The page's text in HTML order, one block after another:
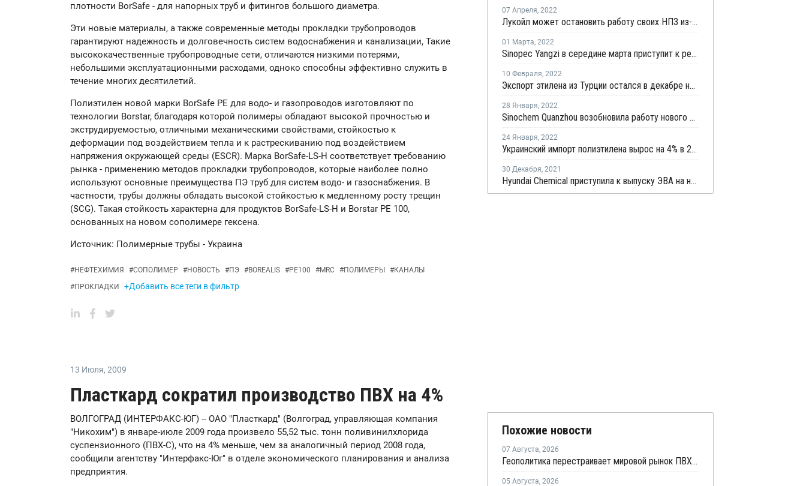
плотности BorSafe - для напорных труб и фитингов большого диаметра.
Эти новые материалы, а также современные методы прокладки трубопроводов
гарантируют надежность и долговечность систем водоснабжения и канализации, Такие
высококачественные трубопроводные сети, отличаются низкими потерями,
небольшими эксплуатационными расходами, одноко способны эффективно служить в
течение многих десятилетий.
Полиэтилен новой марки BorSafe РЕ для водо- и газопроводов изготовляют по
технологии Borstar, благодаря которой полимеры обладают высокой прочностью и
экструдируемостью, отличными механическими свойствами, стойкостью к
деформации под воздействием тепла и к растрескиванию под воздействием
напряжения окружающей среды (ESCR). Марка BorSafe-LS-H соответствует требованию
рынка - применению методов прокладки трубопроводов, которые наиболее полно
используют основные преимущества ПЭ труб для систем водо- и газоснабжения. В
частности, трубы должны обладать высокой стойкостью к медленному росту трещин
(SCG). Такая стойкость характерна для продуктов BorSafe-LS-H и Borstar РЕ 100,
основанных на новом сополимере гексена.
Источник: Полимерные трубы - Украина
#НЕФТЕХИМИЯ #СОПОЛИМЕР #НОВОСТЬ #ПЭ #BOREALIS #PE100 #MRC #ПОЛИМЕРЫ #КАНАЛЫ
#ПРОКЛАДКИ +Добавить все теги в фильтр
07 Апреля, 2022
Лукойл может остановить работу своих НПЗ из-за введения западных санкций
01 Марта, 2022
Sinopec Yangzi в середине марта приступит к ремонту на заводе ЭВА в Нанкине
10 Февраля, 2022
Экспорт этилена из Турции остался в декабре на прошлогоднем уровне
28 Января, 2022
Sinochem Quanzhou возобновила работу нового завода ЭВА/ПВД в Китае после ремонта
24 Января, 2022
Украинский импорт полиэтилена вырос на 4% в 2021 году
30 Декабря, 2021
Hyundai Chemical приступила к выпуску ЭВА на новом заводе в Даэсане
13 Июля, 2009
Пласткард сократил производство ПВХ на 4%
ВОЛГОГРАД (ИНТЕРФАКС-ЮГ) -- ОАО "Пласткард" (Волгоград, управляющая компания
"Никохим") в январе-июле 2009 года произвело 55,52 тыс. тонн поливинилхлорида
суспензионного (ПВХ-С), что на 4% меньше, чем за аналогичный период 2008 года,
сообщили агентству "Интерфакс-Юг" в отделе экономического планирования и анализа
предприятия.
Похожие новости
07 Августа, 2026
Геополитика перестраивает мировой рынок ПВХ — Китай лидирует в экспорте
05 Августа, 2026